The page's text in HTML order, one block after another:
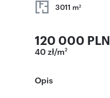
3011 m2
120 000 PLN
40 zł/m2
Opis